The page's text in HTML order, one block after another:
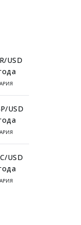
USD
USD
USD